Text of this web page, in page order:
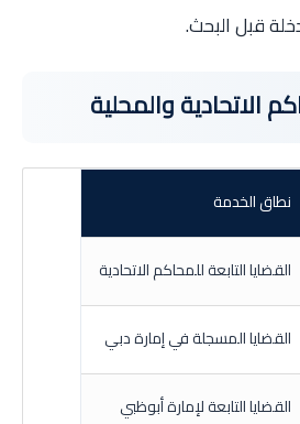
قبل البحث.
الاتحادية والمحلية
نطاق الخدمة
القضايا التابعة للمحاكم الاتحادية
القضايا المسجلة في إمارة دبي
القضايا التابعة لإمارة أبوظبي